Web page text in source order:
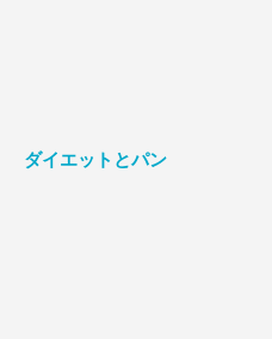
ダイエットとパン